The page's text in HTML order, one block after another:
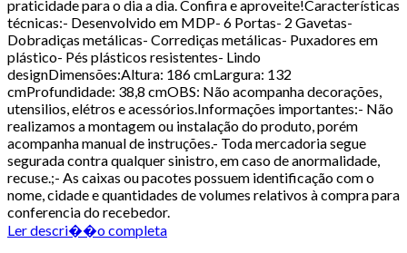
praticidade para o dia a dia. Confira e aproveite!Características
técnicas:- Desenvolvido em MDP- 6 Portas- 2 Gavetas-
Dobradiças metálicas- Corrediças metálicas- Puxadores em
plástico- Pés plásticos resistentes- Lindo
designDimensões:Altura: 186 cmLargura: 132
cmProfundidade: 38,8 cmOBS: Não acompanha decorações,
utensilios, elétros e acessórios.Informações importantes:- Não
realizamos a montagem ou instalação do produto, porém
acompanha manual de instruções.- Toda mercadoria segue
segurada contra qualquer sinistro, em caso de anormalidade,
recuse.;- As caixas ou pacotes possuem identificação com o
nome, cidade e quantidades de volumes relativos à compra para
conferencia do recebedor.
Ler descri��o completa